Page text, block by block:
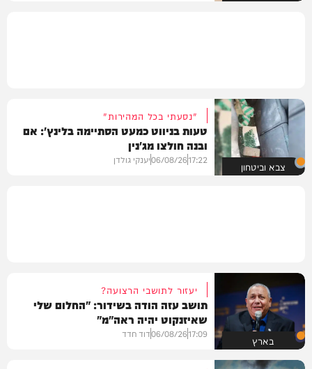
צבא וביטחון
"נסעתי בכל המהירות"
טעות בניווט כמעט הסתיימה בלינץ': אם
ובנה חולצו מג'נין
17:22
06/08/26יענקי גולדן
בארץ
יעזור לתושבי הרצועה?
תושב עזה הודה בשידור: "החלום שלי
שאיזנקוט יהיה ראה"מ"
17:09
06/08/26דוד חדד